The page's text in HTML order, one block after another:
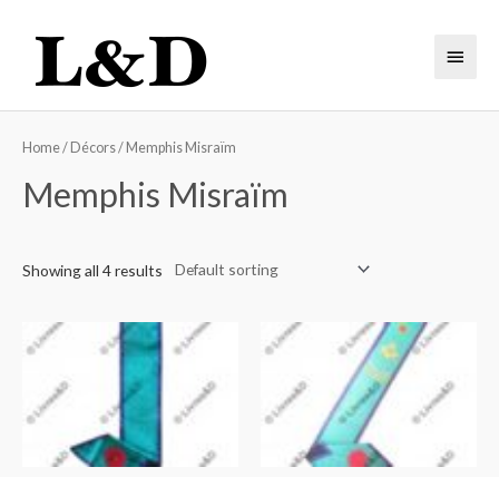
Home/ Décors/ Memphis Misraïm
Memphis Misraïm
Showing all 4 results